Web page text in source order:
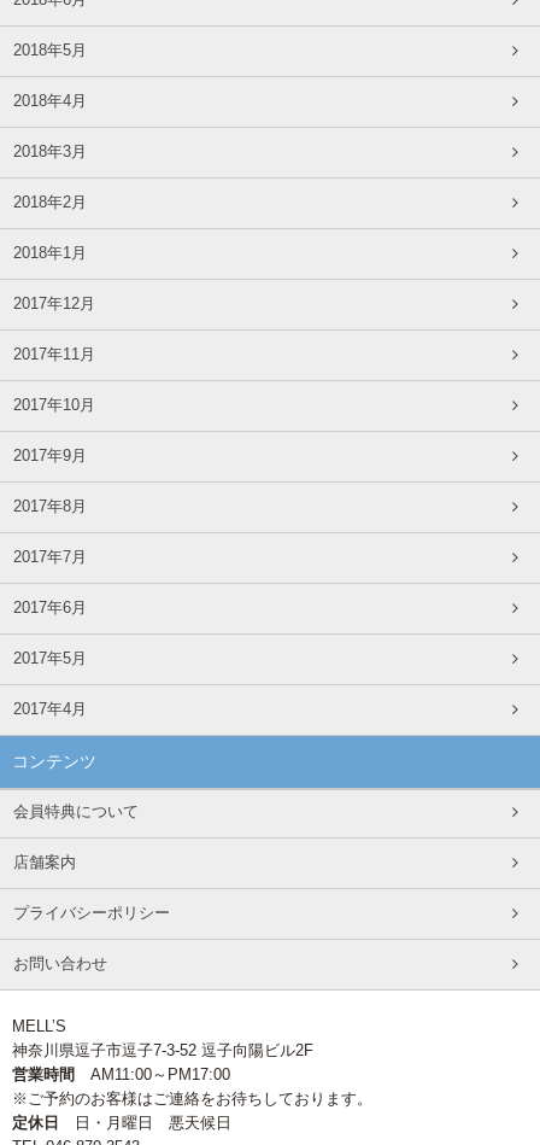
2018年5月
2018年4月
2018年3月
2018年2月
2018年1月
2017年12月
2017年11月
2017年10月
2017年9月
2017年8月
2017年7月
2017年6月
2017年5月
2017年4月
コンテンツ
会員特典について
店舗案内
プライバシーポリシー
お問い合わせ
MELL’S
神奈川県逗子市逗子7-3-52 逗子向陽ビル2F
営業時間
AM11:00～PM17:00
※ご予約のお客様はご連絡をお待ちしております。
定休日
日・月曜日 悪天候日